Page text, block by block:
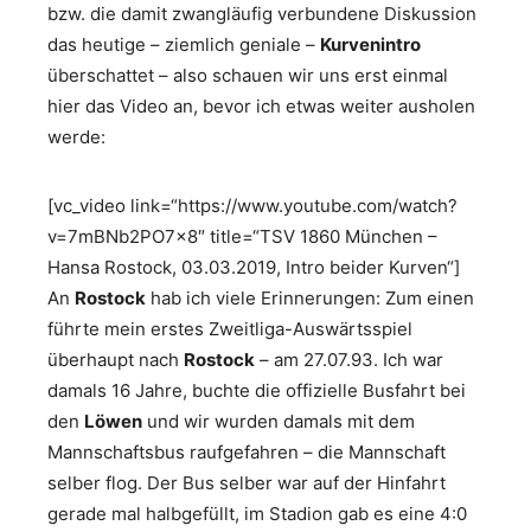
bzw. die damit zwangläufig verbundene Diskussion
das heutige – ziemlich geniale – Kurvenintro
überschattet – also schauen wir uns erst einmal
hier das Video an, bevor ich etwas weiter ausholen
werde:
[vc_video link=“https://www.youtube.com/watch?
v=7mBNb2PO7x8″ title=“TSV 1860 München –
Hansa Rostock, 03.03.2019, Intro beider Kurven“]
An Rostock hab ich viele Erinnerungen: Zum einen
führte mein erstes Zweitliga-Auswärtsspiel
überhaupt nach Rostock – am 27.07.93. Ich war
damals 16 Jahre, buchte die offizielle Busfahrt bei
den Löwen und wir wurden damals mit dem
Mannschaftsbus raufgefahren – die Mannschaft
selber flog. Der Bus selber war auf der Hinfahrt
gerade mal halbgefüllt, im Stadion gab es eine 4:0